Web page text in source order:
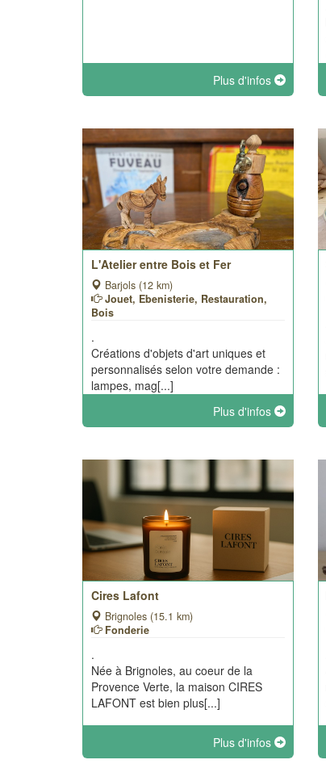
Plus d'infos
L'Atelier entre Bois et Fer
Barjols (12 km)
Jouet, Ebenisterie, Restauration,
Bois
.
Créations d'objets d'art uniques et
personnalisés selon votre demande :
lampes, mag[...]
Plus d'infos
Cires Lafont
Brignoles (15.1 km)
Fonderie
.
Née à Brignoles, au coeur de la
Provence Verte, la maison CIRES
LAFONT est bien plus[...]
Plus d'infos